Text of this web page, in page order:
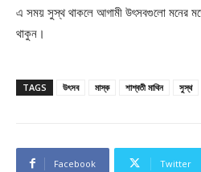
এ সময় সুস্থ থাকলে আগামী উৎসবগুলো মনের
থাকুন।
TAGS উৎসব মাস্ক শাশ্বতী মাথিন সুস্থ
Facebook Twitter